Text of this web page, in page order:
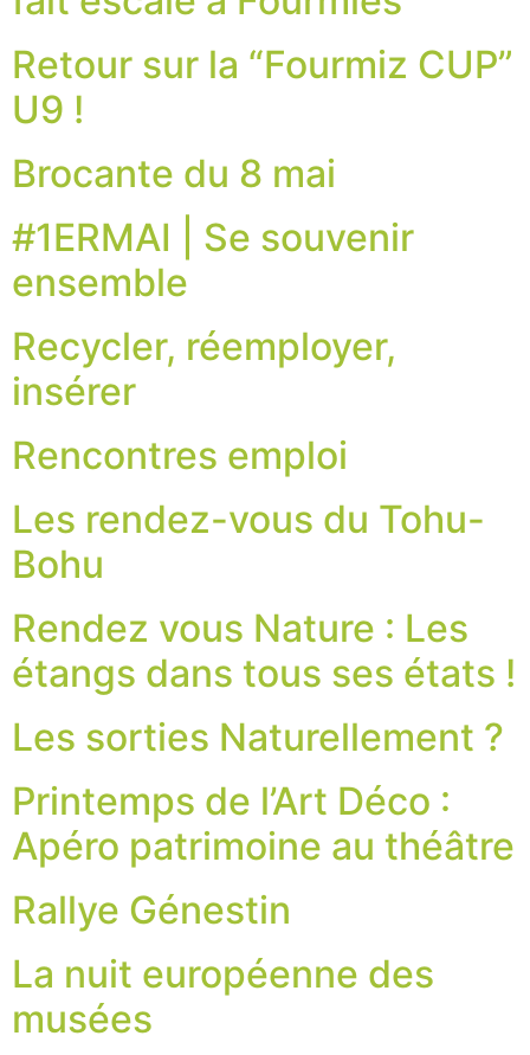
Retour sur la “Fourmiz CUP”
U9 !
Brocante du 8 mai
#1ERMAI | Se souvenir
ensemble
Recycler, réemployer,
insérer
Rencontres emploi
Les rendez-vous du Tohu-
Bohu
Rendez vous Nature : Les
étangs dans tous ses états !
Les sorties Naturellement ?
Printemps de l’Art Déco :
Apéro patrimoine au théâtre
Rallye Génestin
La nuit européenne des
musées